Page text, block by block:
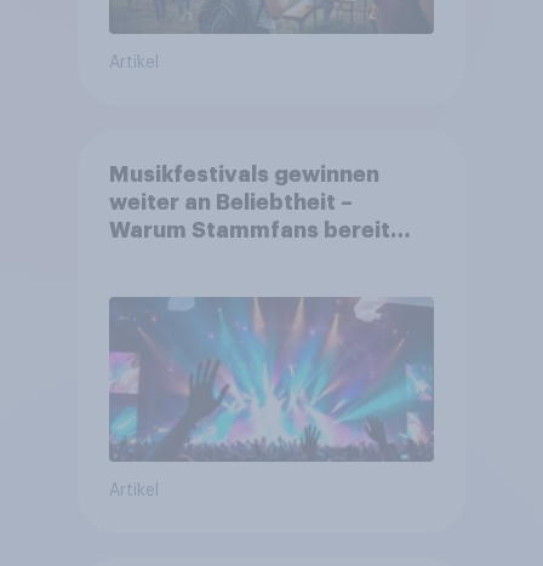
Artikel
Musikfestivals gewinnen
weiter an Beliebtheit –
Warum Stammfans bereit
Artikel